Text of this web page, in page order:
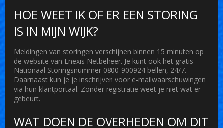
HOE WEET IK OF ER EEN STORING
IS IN MIJN WIJK?
Meldingen van storingen verschijnen binnen 15 minuten op
de website van Enexis Netbeheer. Je kunt ook het gratis
Nationaal Storingsnummer 0800-900924 bellen, 24/7.
Daarnaast kun je je inschrijven voor e-mailwaarschuwingen
via hun klantportaal. Zonder registratie weet je niet wat er
gebeurt.
WAT DOEN DE OVERHEDEN OM DIT